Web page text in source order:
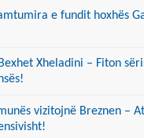
e fundit hoxhës
Xheladini – Fiton
vizitojnë Breznen –